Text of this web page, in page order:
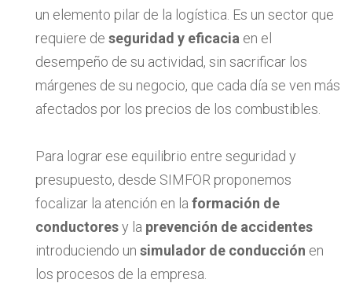
un elemento pilar de la logística. Es un sector que
requiere de seguridad y eficacia en el
desempeño de su actividad, sin sacrificar los
márgenes de su negocio, que cada día se ven más
afectados por los precios de los combustibles.
Para lograr ese equilibrio entre seguridad y
presupuesto, desde SIMFOR proponemos
focalizar la atención en la formación de
conductoresy la prevención de accidentes
introduciendo un simulador de conducción en
los procesos de la empresa.